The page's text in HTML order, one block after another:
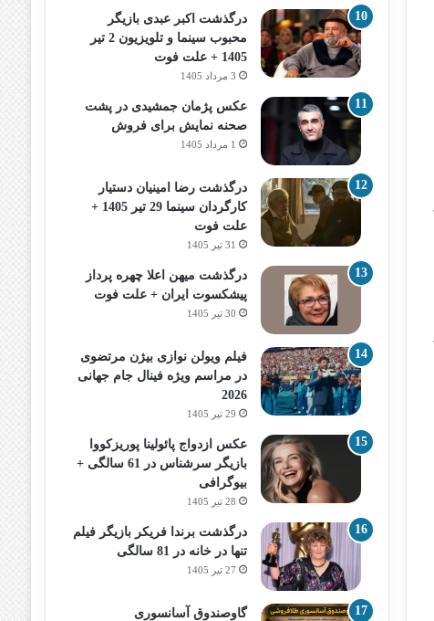
درگذشت اکبر عبدی بازیگر
محبوب سینما و تلویزیون 2 تیر
1405 + علت فوت
3 مرداد 1405
عکس پژمان جمشیدی در پشت
صحنه نمایش برای فروش
1 مرداد 1405
درگذشت رضا امینیان دستیار
کارگردان سینما 29 تیر 1405 +
علت فوت
31 تیر 1405
درگذشت میهن اعلا چهره پرداز
پیشکسوت ایران + علت فوت
30 تیر 1405
فیلم ویولن نوازی بیژن مرتضوی
در مراسم ویژه فینال جام جهانی
2026
29 تیر 1405
عکس ازدواج پائولینا پوریزکووا
بازیگر سرشناس در 61 سالگی +
بیوگرافی
28 تیر 1405
درگذشت برندا فریکر بازیگر فیلم
تنها در خانه در 81 سالگی
27 تیر 1405
گاوصندوق آسانسوری